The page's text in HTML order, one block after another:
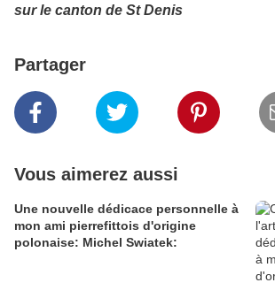
sur le canton de St Denis
Partager
Vous aimerez aussi
Une nouvelle dédicace personnelle à
mon ami pierrefittois d'origine
polonaise: Michel Swiatek: